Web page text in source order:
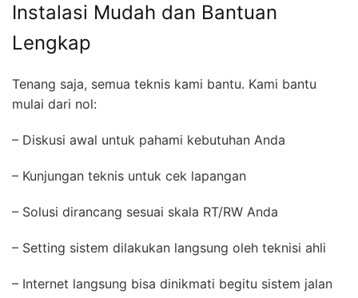
Instalasi Mudah dan Bantuan
Lengkap
Tenang saja, semua teknis kami bantu. Kami bantu
mulai dari nol:
– Diskusi awal untuk pahami kebutuhan Anda
– Kunjungan teknis untuk cek lapangan
– Solusi dirancang sesuai skala RT/RW Anda
– Setting sistem dilakukan langsung oleh teknisi ahli
– Internet langsung bisa dinikmati begitu sistem jalan